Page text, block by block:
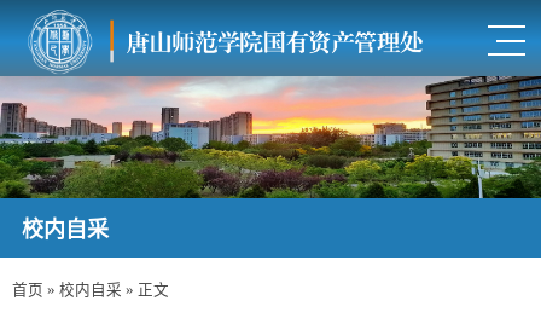
校内自采
首页 » 校内自采 » 正文